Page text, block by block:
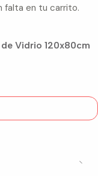
falta en tu carrito.
Vidrio 120x80cm